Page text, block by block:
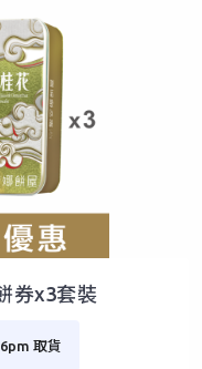
券x3套裝
取貨